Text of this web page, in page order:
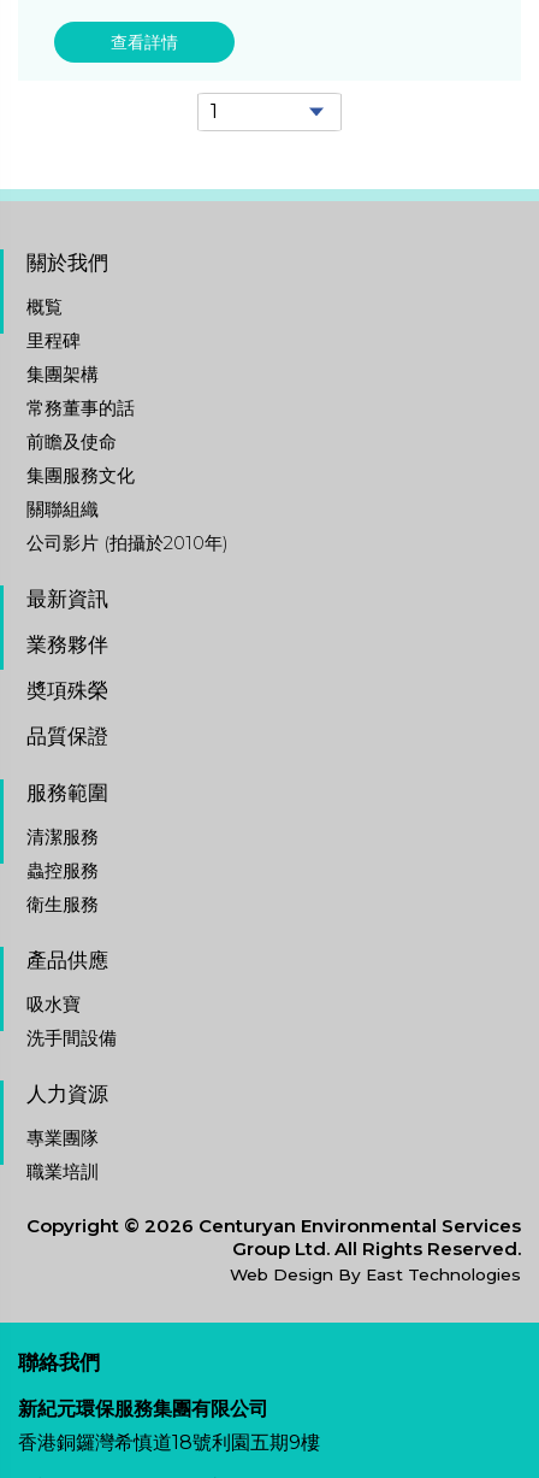
查看詳情
關於我們
概覧
里程碑
集團架構
常務董事的話
前瞻及使命
集團服務文化
關聯組織
公司影片 (拍攝於2010年)
最新資訊
業務夥伴
奬項殊榮
品質保證
服務範圍
清潔服務
蟲控服務
衛生服務
產品供應
吸水寶
洗手間設備
人力資源
專業團隊
職業培訓
Copyright © 2026 Centuryan Environmental Services
Group Ltd. All Rights Reserved.
Web Design By East Technologies
聯絡我們
新紀元環保服務集團有限公司
香港銅鑼灣希慎道18號利園五期9樓